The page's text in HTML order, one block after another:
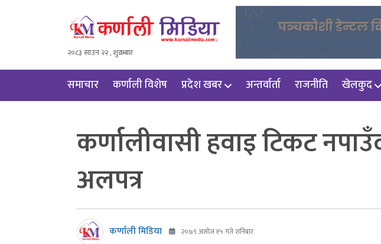
२०८३ साउन २२ , शुक्रबार
समाचार कर्णाली विशेष प्रदेश खबर अन्तर्वार्ता राजनीति खेलकुद
कर्णालीवासी हवाइ टिकट
अलपत्र
कर्णाली मिडिया २०७९ असोज १५ गते शनिबार